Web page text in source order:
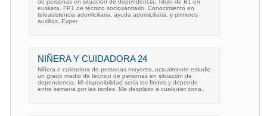
de personas en situación de dependencia. Titulo de B1 en
euskera. FP1 de técnico sociosanitario. Conocimiento en
teleasistencia adomiciliaria, ayuda adomiciliaria, y primeros
auxilios. Exper
NIÑERA Y CUIDADORA 24
Niñera o cuidadora de personas mayores, actualmente estudio
un grado medio de tecnico de personas en situación de
dependencia. Mi disponibilidad sería los findes y depende
entre semana por las tardes. Me desplazo a cualquier zona.